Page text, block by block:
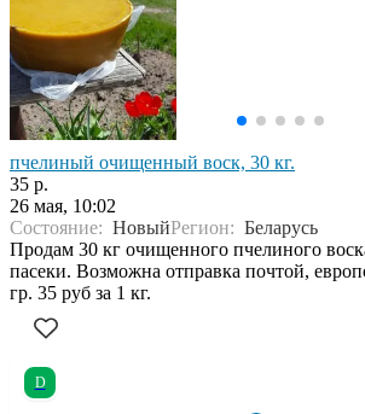
пчелиный очищенный воск, 30 кг.
35 р.
26 мая, 10:02
Состояние: НовыйРегион: Беларусь
Продам 30 кг очищенного пчелиного
пасеки. Возможна отправка почтой,
гр. 35 руб за 1 кг.
D